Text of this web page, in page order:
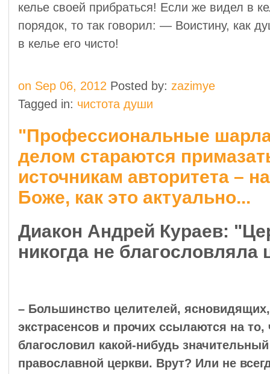
келье своей прибраться! Если же видел в
порядок, то так говорил: — Воистину, как
в келье его чисто!
on Sep 06, 2012 Posted by: zazimye
Tagged in: чистота души
"Профессиональные
делом стараются
источникам авторитета –
Боже, как это актуально...
Диакон Андрей Кураев:
никогда не благословляла
– Большинство целителей, ясновидящих,
экстрасенсов и прочих ссылаются на то,
благословил какой-нибудь
православной церкви. Врут? Или не